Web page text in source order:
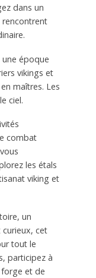
dans un
rencontrent
époque
vikings et
maîtres. Les
ciel.
combat
les étals
viking et
un
cet
tout le
participez à
forge et de